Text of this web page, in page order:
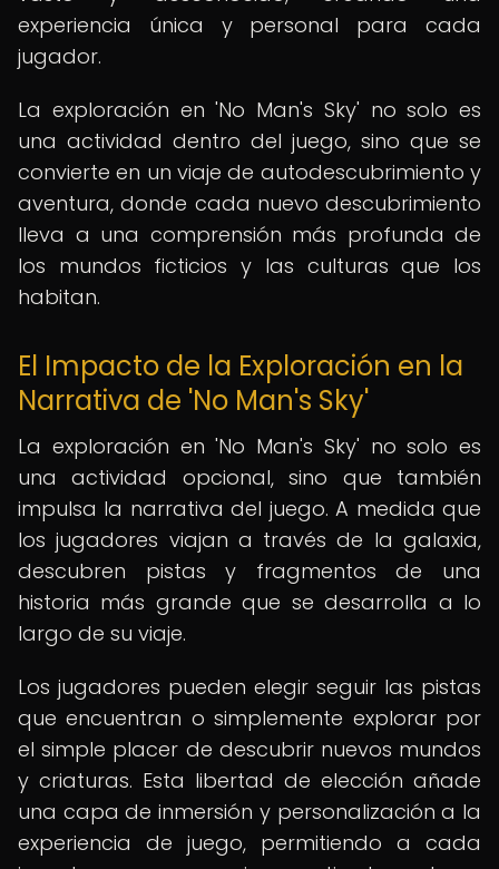
experiencia única y personal para cada
jugador.
La exploración en 'No Man's Sky' no solo es
una actividad dentro del juego, sino que se
convierte en un viaje de autodescubrimiento y
aventura, donde cada nuevo descubrimiento
lleva a una comprensión más profunda de
los mundos ficticios y las culturas que los
habitan.
El Impacto de la Exploración en la
Narrativa de 'No Man's Sky'
La exploración en 'No Man's Sky' no solo es
una actividad opcional, sino que también
impulsa la narrativa del juego. A medida que
los jugadores viajan a través de la galaxia,
descubren pistas y fragmentos de una
historia más grande que se desarrolla a lo
largo de su viaje.
Los jugadores pueden elegir seguir las pistas
que encuentran o simplemente explorar por
el simple placer de descubrir nuevos mundos
y criaturas. Esta libertad de elección añade
una capa de inmersión y personalización a la
experiencia de juego, permitiendo a cada